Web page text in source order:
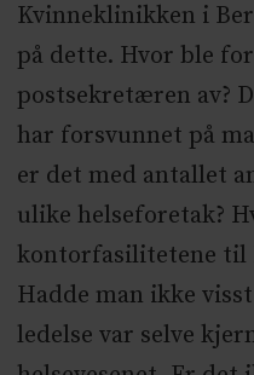
Kvinneklinikken i
på dette. Hvor ble
postsekretæren av?
har forsvunnet på
er det med antallet
ulike helseforetak?
kontorfasilitetene til
Hadde man ikke
ledelse var selve